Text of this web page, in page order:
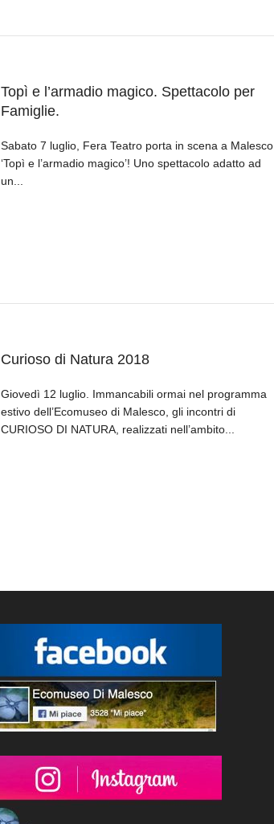
Topì e l’armadio magico. Spettacolo per
Famiglie.
Sabato 7 luglio, Fera Teatro porta in scena a Malesco
‘Topì e l’armadio magico’! Uno spettacolo adatto ad
un...
Curioso di Natura 2018
Giovedì 12 luglio. Immancabili ormai nel programma
estivo dell’Ecomuseo di Malesco, gli incontri di
CURIOSO DI NATURA, realizzati nell’ambito...